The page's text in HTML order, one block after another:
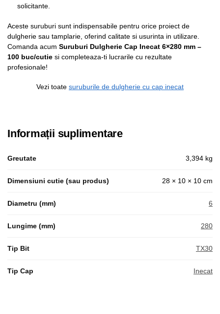
solicitante.
Aceste suruburi sunt indispensabile pentru orice proiect de
dulgherie sau tamplarie, oferind calitate si usurinta in utilizare.
Comanda acum Suruburi Dulgherie Cap Inecat 6×280 mm –
100 buc/cutie si completeaza-ti lucrarile cu rezultate
profesionale!
Vezi toate suruburile de dulgherie cu cap inecat
Informații suplimentare
Greutate 3,394 kg
Dimensiuni cutie (sau produs) 28 × 10 × 10 cm
Diametru (mm) 6
Lungime (mm) 280
Tip Bit TX30
Tip Cap Inecat